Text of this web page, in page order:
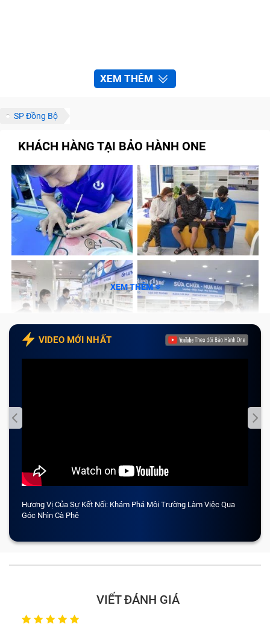
XEM THÊM
SP Đồng Bộ
KHÁCH HÀNG TẠI BẢO HÀNH ONE
XEM THÊM
VIDEO MỚI NHẤT
Hương Vị Của Sự Kết Nối: Khám Phá Môi Trường Làm Việc Qua
Góc Nhìn Cà Phê
VIẾT ĐÁNH GIÁ